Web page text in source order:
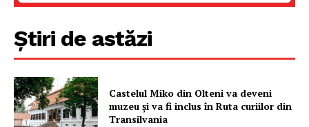
Știri de astăzi
Castelul Miko din Olteni va deveni
muzeu şi va fi inclus în Ruta curiilor din
Transilvania